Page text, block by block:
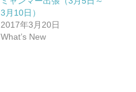
3月10日）
2017年3月20日
What’s New